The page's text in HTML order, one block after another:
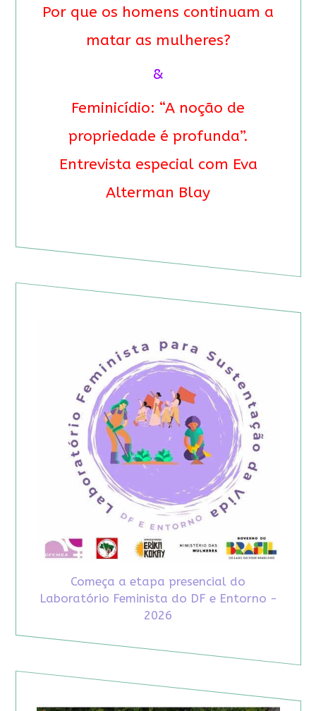
Por que os homens continuam a
matar as mulheres?
&
Feminicídio: “A noção de
propriedade é profunda”.
Entrevista especial com Eva
Alterman Blay
Começa a etapa presencial do
Laboratório Feminista do DF e Entorno -
2026